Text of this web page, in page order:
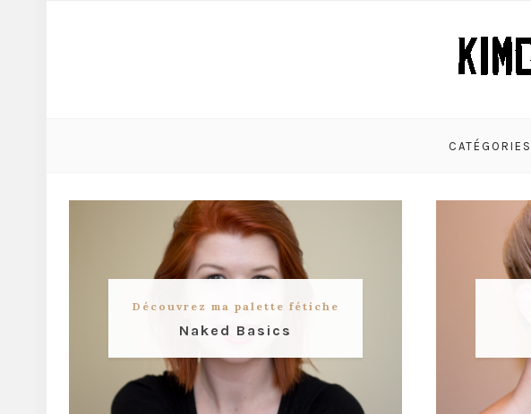
CATÉGORIES
Découvrez ma palette fétiche
Naked Basics